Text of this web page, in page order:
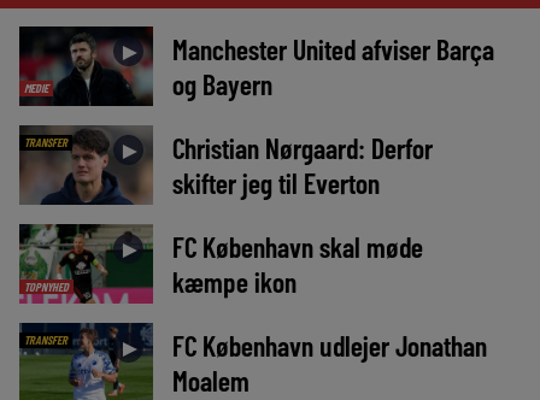
MEDIE
►
Manchester United afviser Barça
og Bayern
TRANSFER ►
Christian Nørgaard: Derfor
skifter jeg til Everton
TOPNYHED
►
FC København skal møde
kæmpe ikon
TRANSFER ►
FC København udlejer Jonathan
Moalem